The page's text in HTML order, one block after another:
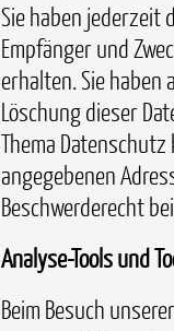
Sie haben jederzeit
Empfänger und
erhalten. Sie haben
Löschung dieser
Thema
angegebenen
Beschwerderecht
Analyse-Tools und
Beim Besuch